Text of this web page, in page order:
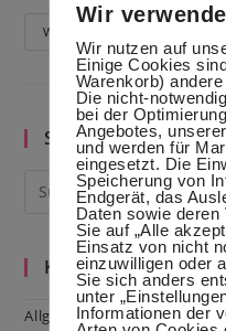
Weiterlesen
Pfannkuchen
Mit
Gemüse
Suche im Blog
Kategorien
Allgemein
Wir
Wir nutzen auf
Einige Cookies
Warenkorb)
Die nicht-
bei der
Angebotes,
und werden für
eingesetzt. Die
Speicherung von
Endgerät, das
Daten sowie
Sie auf „Alle
Einsatz von nicht
einzuwilligen oder
Sie sich anders
unter
Informationen der